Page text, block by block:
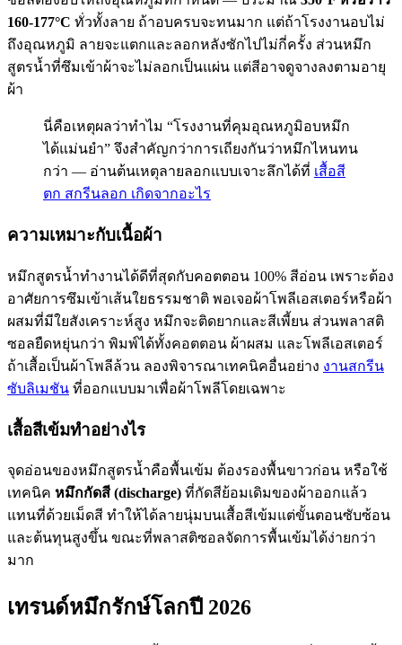
160-177°C ทั่วทั้งลาย ถ้าอบครบจะทนมาก แต่ถ้าโรงงานอบไม่
ถึงอุณหภูมิ ลายจะแตกและลอกหลังซักไปไม่กี่ครั้ง ส่วนหมึก
สูตรน้ำที่ซึมเข้าผ้าจะไม่ลอกเป็นแผ่น แต่สีอาจดูจางลงตามอายุ
ผ้า
นี่คือเหตุผลว่าทำไม “โรงงานที่คุมอุณหภูมิอบหมึก
ได้แม่นยำ” จึงสำคัญกว่าการเถียงกันว่าหมึกไหนทน
กว่า — อ่านต้นเหตุลายลอกแบบเจาะลึกได้ที่ เสื้อสี
ตก สกรีนลอก เกิดจากอะไร
ความเหมาะกับเนื้อผ้า
หมึกสูตรน้ำทำงานได้ดีที่สุดกับคอตตอน 100% สีอ่อน เพราะต้อง
อาศัยการซึมเข้าเส้นใยธรรมชาติ พอเจอผ้าโพลีเอสเตอร์หรือผ้า
ผสมที่มีใยสังเคราะห์สูง หมึกจะติดยากและสีเพี้ยน ส่วนพลาสติ
ซอลยืดหยุ่นกว่า พิมพ์ได้ทั้งคอตตอน ผ้าผสม และโพลีเอสเตอร์
ถ้าเสื้อเป็นผ้าโพลีล้วน ลองพิจารณาเทคนิคอื่นอย่าง งานสกรีน
ซับลิเมชัน ที่ออกแบบมาเพื่อผ้าโพลีโดยเฉพาะ
เสื้อสีเข้มทำอย่างไร
จุดอ่อนของหมึกสูตรน้ำคือพื้นเข้ม ต้องรองพื้นขาวก่อน หรือใช้
เทคนิค หมึกกัดสี (discharge) ที่กัดสีย้อมเดิมของผ้าออกแล้ว
แทนที่ด้วยเม็ดสี ทำให้ได้ลายนุ่มบนเสื้อสีเข้มแต่ขั้นตอนซับซ้อน
และต้นทุนสูงขึ้น ขณะที่พลาสติซอลจัดการพื้นเข้มได้ง่ายกว่า
มาก
เทรนด์หมึกรักษ์โลกปี 2026